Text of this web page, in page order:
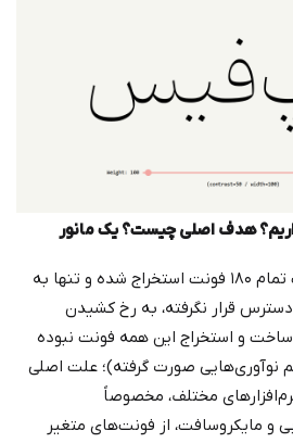
فونت نیاز داریم؟ هدف اصلی چیست؟ یک مانور
علت اصلی که در این فونت تمام ۱۸۰ فونت استخراج شده و تنها به
قرار نگرفته، به رخ کشیدن
و استخراج این همه فونت نبوده
صورت گرفته)؛ علت اصلی
مختلف، مخصوصاً
و مایکروسافت، از فونت‌های متغیر